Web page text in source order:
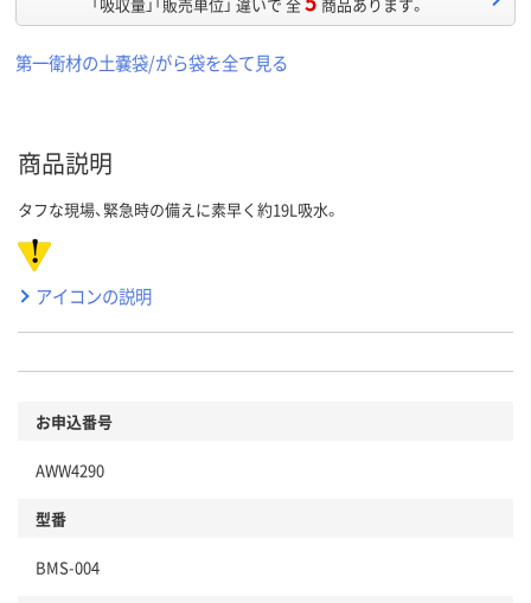
第一衛材の土嚢袋/がら袋を全て見る
商品説明
タフな現場、緊急時の備えに素早く約19L吸水。
アイコンの説明
お申込番号
AWW4290
型番
BMS-004